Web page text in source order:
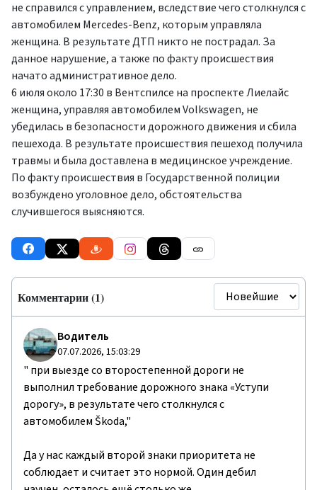
не справился с управлением, вследствие чего столкнулся с
автомобилем Mercedes-Benz, которым управляла
женщина. В результате ДТП никто не пострадал. За
данное нарушение, а также по факту происшествия
начато административное дело.
6 июля около 17:30 в Вентспилсе на проспекте Лиелайс
женщина, управляя автомобилем Volkswagen, не
убедилась в безопасности дорожного движения и сбила
пешехода. В результате происшествия пешеход получила
травмы и была доставлена в медицинское учреждение.
По факту происшествия в Государственной полиции
возбуждено уголовное дело, обстоятельства
случившегося выясняются.
Комментарии (1)
Водитель
07.07.2026, 15:03:29
" при выезде со второстепенной дороги не
выполнил требование дорожного знака «Уступи
дорогу», в результате чего столкнулся с
автомобилем Škoda,"
Да у нас каждый второй знаки приоритета не
соблюдает и считает это нормой. Один дебил